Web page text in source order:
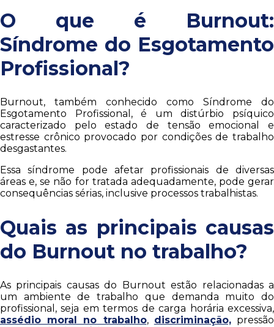
O que é Burnout:
Síndrome do Esgotamento
Profissional?
Burnout, também conhecido como Síndrome do
Esgotamento Profissional, é um distúrbio psíquico
caracterizado pelo estado de tensão emocional e
estresse crônico provocado por condições de trabalho
desgastantes.
Essa síndrome pode afetar profissionais de diversas
áreas e, se não for tratada adequadamente, pode gerar
consequências sérias, inclusive processos trabalhistas.
Quais as principais causas
do Burnout no trabalho?
As principais causas do Burnout estão relacionadas a
um ambiente de trabalho que demanda muito do
profissional, seja em termos de carga horária excessiva,
assédio moral no trabalho, discriminação,pressão